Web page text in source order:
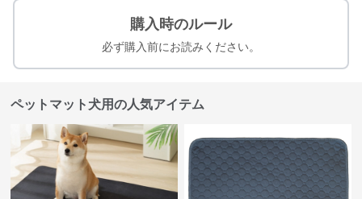
購入時のルール
必ず購入前にお読みください。
ペットマット犬用の人気アイテム